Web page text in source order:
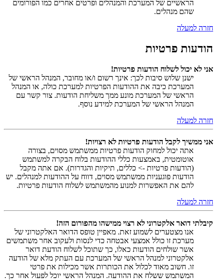
הראשיים של המערכת והמנהלים ופרטים אחרים כמו הפורומים
שהם מנהלים.
חזרה למעלה
הודעות פרטיות
אני לא יכול לשלוח הודעות פרטיות!
ישנן שלוש סיבות לכך: אינך רשום ו/או מחובר, המנהל הראשי של
המערכת כיבה את ההודעות הפרטיות למערכת כולה, או המנהל
הראשי של המערכת מונע ממך משליחת הודעות. צור קשר עם
המנהל הראשי של המערכת למידע נוסף.
חזרה למעלה
אני ממשיך לקבל הודעות פרטיות לא רצויות!
אתה יכול למחוק הודעות פרטיות ממשתמש מסוים, בצורה
אוטומטית, באמצעות כללי ההודעות בלוח הבקרה למשתמש
(הודעות פרטיות -> כללים, תיקיות והגדרות). אם אתה מקבל
הודעות פוגעניות ממשתמש מסוים, דווח על ההודעות למנהלים. יש
להם את האפשרות למנוע מהמשתמש לשלוח הודעות פרטיות.
חזרה למעלה
קיבלתי דואר אלקטרוני לא רצוי ממישהו מהפורום הזה!
אנו מצטערים לשמוע זאת. מאפיין טופס הדואר האלקטרוני של
מערכת זו כולל אמצעי אבטחה כדי לנסות ולעקוב אחר משתמשים
אשר שולחים הודעות כאלו, כך שתוכל לשלוח הודעת דואר
אלקטרוני למנהל הראשי של המערכת עם העתק מלא של הודעה
זו. חשוב מאוד לכלול את הכותרות אשר מכילות את פרטי
המשתמש ששלח את ההודעה. המנהל הראשי יוכל לפעול אחר כך.